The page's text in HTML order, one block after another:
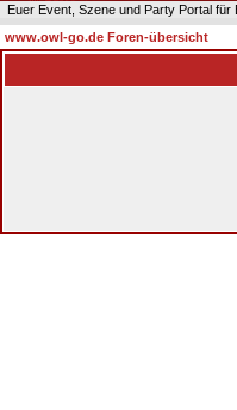
Euer Event, Szene und Party Portal
www.owl-go.de Foren-übersicht